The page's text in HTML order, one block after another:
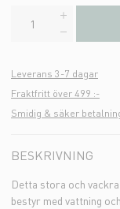
Leverans 3-7 dagar
Fraktfritt över 499 :-
Smidig & säker
BESKRIVNING
Detta stora och
bestyr med vattning